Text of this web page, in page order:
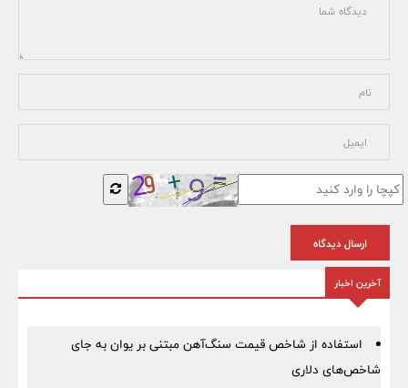
ارسال دیدگاه
آخرین اخبار
استفاده از شاخص قیمت سنگ‌آهن مبتنی بر یوان به جای
شاخص‌های دلاری